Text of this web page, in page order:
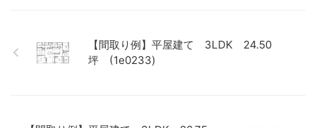
【間取り例】平屋建て 3LDK 24.50
坪 (1e0233)